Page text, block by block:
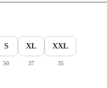
S
50
XL
37
XXL
35